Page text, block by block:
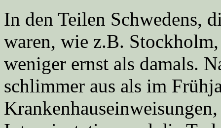
In den Teilen Schwedens,
waren, wie z.B.
weniger ernst als damals.
schlimmer aus als im